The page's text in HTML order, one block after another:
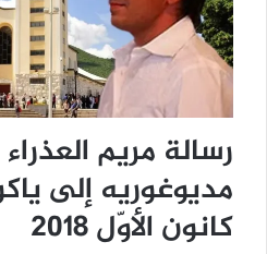
رسالة مريم
كانون الأوّل 2018